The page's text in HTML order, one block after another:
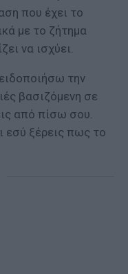
που έχει το
με το ζήτημα
να ισχύει.
την
βασιζόμενη σε
από πίσω σου.
εσύ ξέρεις πως το